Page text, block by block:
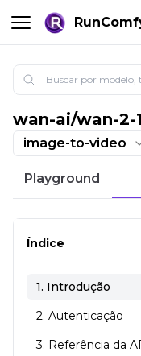
Wan 2.1 Gerador
wan-ai/wan-2-
image-to-video
Playground
Índice
1. Introdução
2. Autenticação
3. Referência da